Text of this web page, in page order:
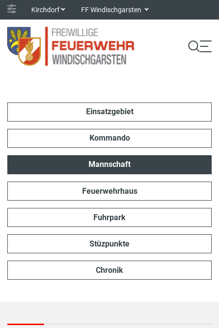
Kirchdorf FF Windischgarsten
Einsatzgebiet
Kommando
Mannschaft
Feuerwehrhaus
Fuhrpark
Stüzpunkte
Chronik